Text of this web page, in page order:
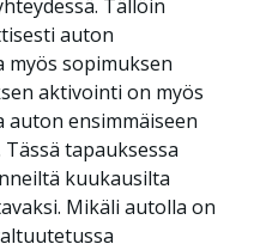
Tällöin
auton
myös sopimuksen
aktivointi on myös
auton ensimmäiseen
tapauksessa
kuukausilta
Mikäli autolla on